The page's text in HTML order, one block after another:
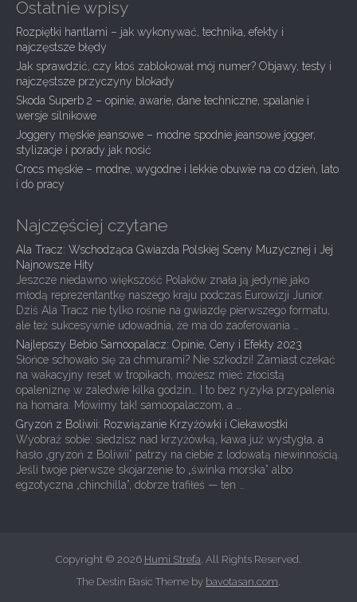
v
i
g
a
t
i
o
n
Ostatnie wpisy
Rozpiętki hantlami – jak wykonywać, technika, efekty i
najczęstsze błędy
Jak sprawdzić, czy ktoś zablokował mój numer? Objawy, testy i
najczęstsze przyczyny blokady
Skoda Superb 2 – opinie, awarie, dane techniczne, spalanie i
wersje silnikowe
Joggery męskie jeansowe – modne spodnie jeansowe jogger,
stylizacje i porady jak nosić
Crocs męskie – modne, wygodne i lekkie obuwie na co dzień, lato
i do pracy
Najczęściej czytane
Ala Tracz: Wschodząca Gwiazda Polskiej Sceny Muzycznej i Jej
Najnowsze Hity
Jeszcze niedawno większość Polaków znała ją jedynie jako
młodą reprezentantkę naszego kraju podczas Eurowizji Junior.
Dziś Ala Tracz nie tylko rośnie na gwiazdę pierwszego formatu,
ale też sukcesywnie udowadnia, że ma do zaoferowania …
Najlepszy Bebio Samoopalacz: Opinie, Ceny i Efekty 2023
Słońce schowało się za chmurami? Nie szkodzi! Zamiast czekać
na wakacyjny reset w tropikach, możesz mieć złocistą
opaleniznę w zaledwie kilka godzin… I to bez ryzyka przypalenia
na homara. Mówimy tak! samoopalaczom, a …
Gryzoń z Boliwii: Rozwiązanie Krzyżówki i Ciekawostki
Wyobraź sobie: siedzisz nad krzyżówką, kawa już wystygła, a
hasło „gryzoń z Boliwii” patrzy na ciebie z lodowatą niewinnością.
Jeśli twoje pierwsze skojarzenie to „świnka morska” albo
egzotyczna „chinchilla”, dobrze trafiłeś — ten …
Copyright © 2026 Humi Strefa. All Rights Reserved.
The Destin Basic Theme by bavotasan.com.